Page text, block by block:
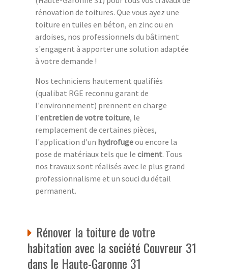
rénovation de toitures. Que vous ayez une
toiture en tuiles en béton, en zinc ou en
ardoises, nos professionnels du bâtiment
s'engagent à apporter une solution adaptée
à votre demande !
Nos techniciens hautement qualifiés
(qualibat RGE reconnu garant de
l'environnement) prennent en charge
l'entretien de votre toiture, le
remplacement de certaines pièces,
l'application d'un hydrofugeou encore la
pose de matériaux tels que le ciment. Tous
nos travaux sont réalisés avec le plus grand
professionnalisme et un souci du détail
permanent.
Rénover la toiture de votre
habitation avec la société Couvreur 31
dans le Haute-Garonne 31